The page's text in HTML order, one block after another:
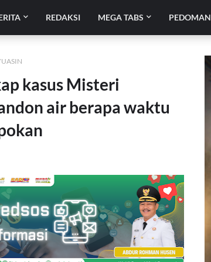
REDAKSI MEGA TABS PEDOMAN
kasus Misteri
air berapa waktu